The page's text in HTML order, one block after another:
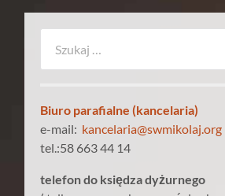
Biuro parafialne (kancelaria)
e-mail: kancelaria@swmikolaj.org
tel.:58 663 44 14
telefon do księdza dyżurnego